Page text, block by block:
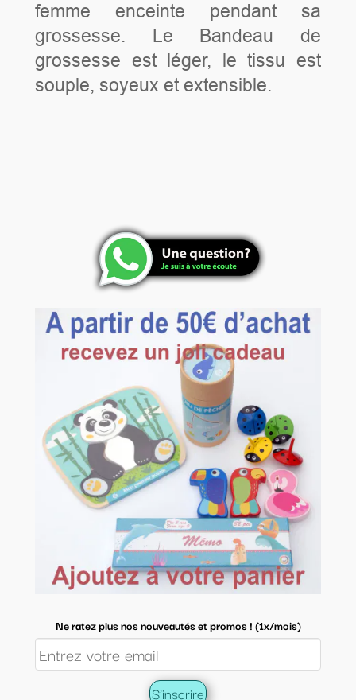
Ne ratez plus nos nouveautés et promos ! (1x/mois)
femme enceinte pendant sa
grossesse. Le Bandeau de
grossesse est léger, le tissu est
souple, soyeux et extensible.